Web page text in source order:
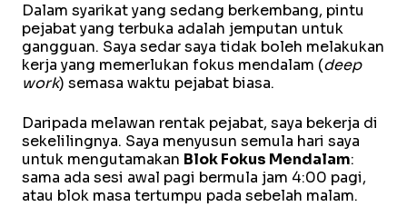
Dalam syarikat yang sedang berkembang, pintu
pejabat yang terbuka adalah jemputan untuk
gangguan. Saya sedar saya tidak boleh melakukan
kerja yang memerlukan fokus mendalam (deep
work) semasa waktu pejabat biasa.
Daripada melawan rentak pejabat, saya bekerja di
sekelilingnya. Saya menyusun semula hari saya
untuk mengutamakan Blok Fokus Mendalam:
sama ada sesi awal pagi bermula jam 4:00 pagi,
atau blok masa tertumpu pada sebelah malam.